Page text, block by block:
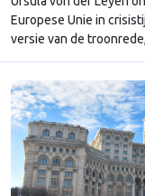
Europese Unie in
versie van de
Europeanen te
Maar voor een
teleurstellend stil over